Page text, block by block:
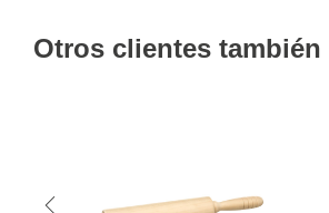
Otros clientes